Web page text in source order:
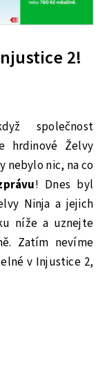
2!
společnost
hrdinové Želvy
nebylo nic, na co
! Dnes byl
Ninja a jejich
níže a uznejte
Zatím nevíme
v Injustice 2,